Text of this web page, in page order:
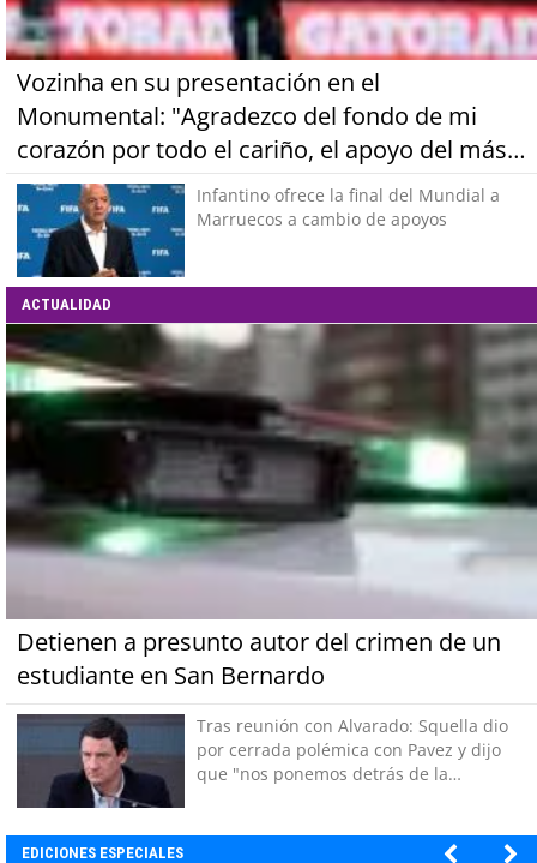
Vozinha en su presentación en el
Monumental: "Agradezco del fondo de mi
corazón por todo el cariño, el apoyo del más
grande de Chile"Infantino ofrece la final del Mundial a
Marruecos a cambio de apoyos
ACTUALIDAD
Detienen a presunto autor del crimen de un
estudiante en San Bernardo
Tras reunión con Alvarado: Squella dio
por cerrada polémica con Pavez y dijo
que "nos ponemos detrás de la
EDICIONES ESPECIALES